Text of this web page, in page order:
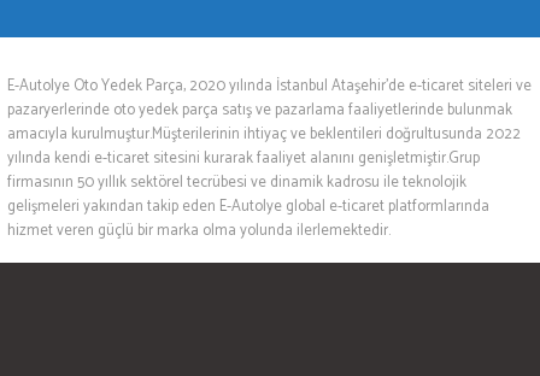
E-Autolye Oto Yedek Parça, 2020 yılında İstanbul Ataşehir’de e-ticaret siteleri ve
pazaryerlerinde oto yedek parça satış ve pazarlama faaliyetlerinde bulunmak
amacıyla kurulmuştur.Müşterilerinin ihtiyaç ve beklentileri doğrultusunda 2022
yılında kendi e-ticaret sitesini kurarak faaliyet alanını genişletmiştir.Grup
firmasının 50 yıllık sektörel tecrübesi ve dinamik kadrosu ile teknolojik
gelişmeleri yakından takip eden E-Autolye global e-ticaret platformlarında
hizmet veren güçlü bir marka olma yolunda ilerlemektedir.